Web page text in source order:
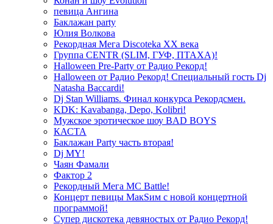
певица Ангина
Баклажан party
Юлия Волкова
Рекордная Мега Discoteka XX века
Группа CENTR (SLIM, ГУФ, ПТАХА)!
Halloween Pre-Party от Радио Рекорд!
Halloween от Радио Рекорд! Специальный гость Dj
Natasha Baccardi!
Dj Stan Williams. Финал конкурса Рекордсмен.
KDK: Kavabanga, Depo, Kolibri!
Мужское эротическое шоу BAD BOYS
КАСТА
Баклажан Party часть вторая!
Dj MY!
Чаян Фамали
Фактор 2
Рекордный Мега МС Battle!
Концерт певицы МакSим с новой концертной
программой!
Супер дискотека девяностых от Радио Рекорд!